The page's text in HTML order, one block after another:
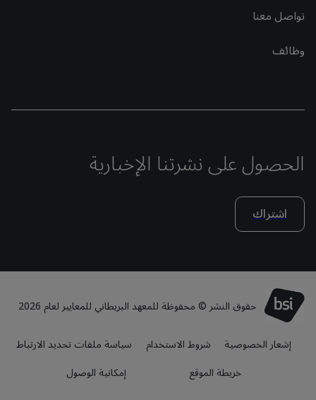
تواصل معنا
وظائف
الحصول على نشرتنا الإخبارية
اشتراك
حقوق النشر © محفوظة للمعهد البريطاني للمعايير لعام 2026
إشعار الخصوصية
شروط الاستخدام
سياسة ملفات تحديد الارتباط
خريطة الموقع
إمكانية الوصول